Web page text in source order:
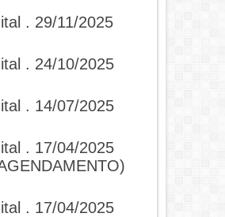
. 29/11/2025
. 24/10/2025
. 14/07/2025
. 17/04/2025
. 17/04/2025